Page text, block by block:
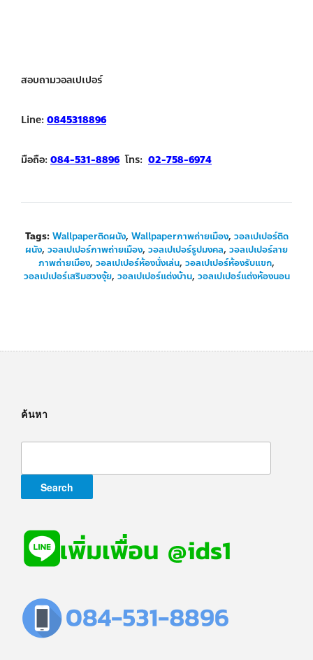
สอบถามวอลเปเปอร์
Line: 0845318896
มือถือ: 084-531-8896 โทร: 02-758-6974
Tags: Wallpaperติดผนัง, Wallpaperภาพถ่ายเมือง, วอลเปเปอร์ติด
ผนัง, วอลเปเปอร์ภาพถ่ายเมือง, วอลเปเปอร์รูปมงคล, วอลเปเปอร์ลาย
ภาพถ่ายเมือง, วอลเปเปอร์ห้องนั่งเล่น, วอลเปเปอร์ห้องรับแขก,
วอลเปเปอร์เสริมฮวงจุ้ย, วอลเปเปอร์แต่งบ้าน, วอลเปเปอร์แต่งห้องนอน
ค้นหา